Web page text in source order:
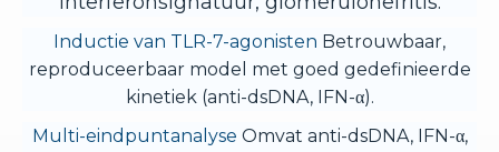
Inductie van TLR-7-agonisten Betrouwbaar,
reproduceerbaar model met goed gedefinieerde
kinetiek (anti-dsDNA, IFN-α).
Multi-eindpuntanalyse Omvat anti-dsDNA, IFN-α,